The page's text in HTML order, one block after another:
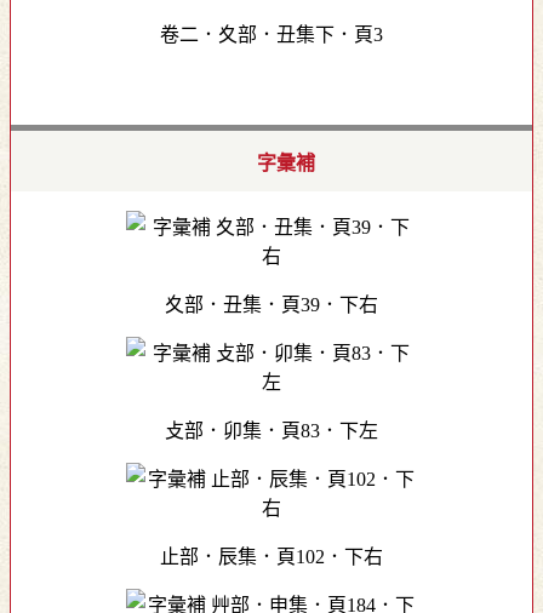
卷二．夊部．丑集下．頁3
字彙補
夊部．丑集．頁39．下右
攴部．卯集．頁83．下左
止部．辰集．頁102．下右